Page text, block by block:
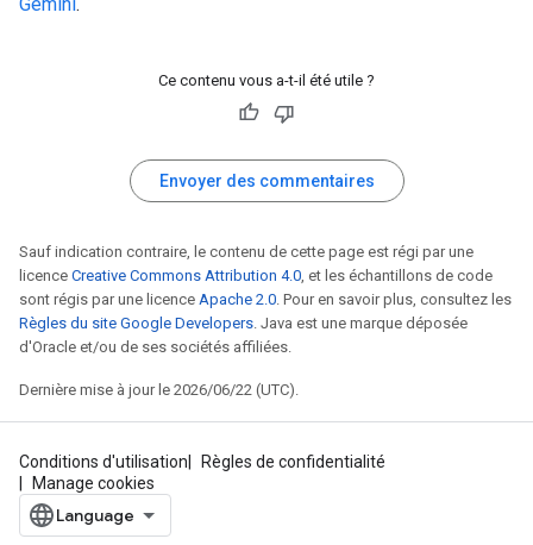
Ce contenu vous a-t-il été utile ?
Envoyer des commentaires
Sauf indication contraire, le contenu de cette page est régi par une
licence Creative Commons Attribution 4.0, et les échantillons de code
sont régis par une licence Apache 2.0. Pour en savoir plus, consultez les
Règles du site Google Developers. Java est une marque déposée
d'Oracle et/ou de ses sociétés affiliées.
Dernière mise à jour le 2026/06/22 (UTC).
Conditions d'utilisation
Règles de confidentialité
Manage cookies